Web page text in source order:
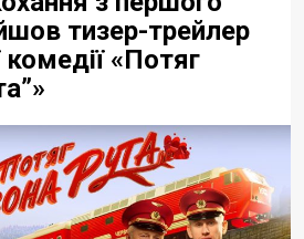
тизер-трейлер
«Потяг